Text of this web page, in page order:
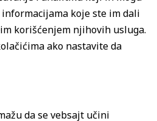
koje ste im dali
korišćenjem njihovih usluga.
ako nastavite da
da se vebsajt učini